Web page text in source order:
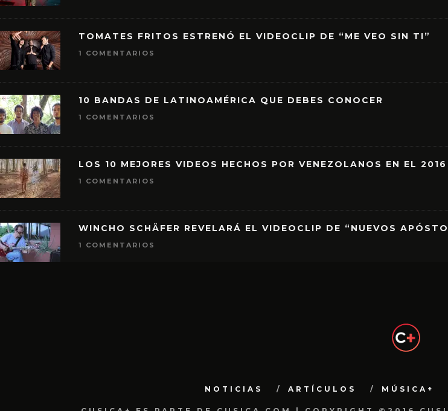
TOMATES FRITOS ESTRENÓ EL VIDEOCLIP DE “ME VEO SIN TI”
1 COMENTARIOS
10 BANDAS DE LATINOAMÉRICA QUE DEBES CONOCER
1 COMENTARIOS
LOS 10 MEJORES VIDEOS HECHOS POR VENEZOLANOS EN EL 2016
1 COMENTARIOS
WINCHO SCHÄFER REVELARÁ EL VIDEOCLIP DE “NUEVOS
1 COMENTARIOS
NOTICIAS ARTÍCULOS MÚSICA+